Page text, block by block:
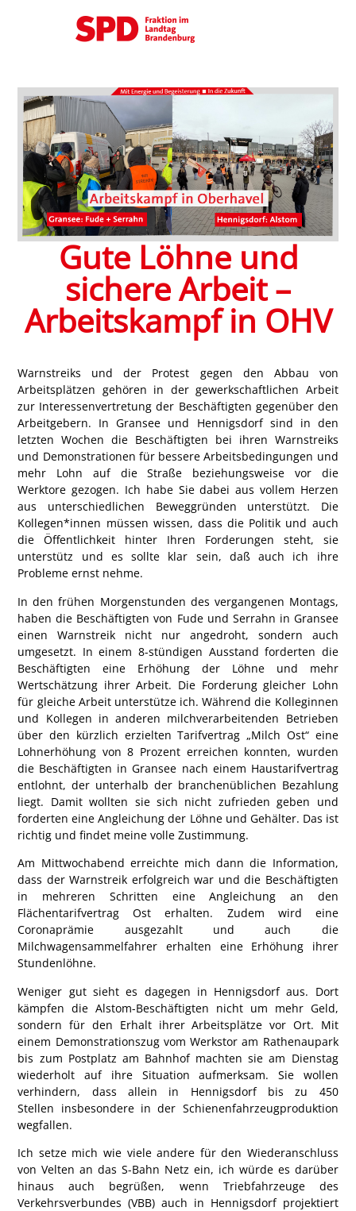
Gute Löhne und
sichere Arbeit –
Arbeitskampf in OHV
Warnstreiks und der Protest gegen den Abbau von
Arbeitsplätzen gehören in der gewerkschaftlichen Arbeit
zur Interessenvertretung der Beschäftigten gegenüber den
Arbeitgebern. InGransee und Hennigsdorfsind in den
letzten Wochen die Beschäftigten bei ihren Warnstreiks
und Demonstrationen für bessere Arbeitsbedingungen und
mehr Lohn auf die Straße beziehungsweise vor die
Werktore gezogen. Ich habe Sie dabei aus vollem Herzen
aus unterschiedlichen Beweggründen unterstützt. Die
Kollegen*innen müssen wissen, dass die Politik und auch
die Öffentlichkeit hinter Ihren Forderungen steht, sie
unterstütz und es sollte klar sein, daß auch ich ihre
Probleme ernst nehme.
In den frühen Morgenstunden des vergangenen Montags,
haben die Beschäftigten von Fude und Serrahn in Gransee
einen Warnstreik nicht nur angedroht, sondern auch
umgesetzt. In einem 8-stündigen Ausstand forderten die
Beschäftigten eine Erhöhung der Löhne und mehr
Wertschätzung ihrer Arbeit. Die Forderung gleicher Lohn
für gleiche Arbeit unterstütze ich. Während die Kolleginnen
und Kollegen in anderen milchverarbeitenden Betrieben
über den kürzlich erzielten Tarifvertrag „Milch Ost“ eine
Lohnerhöhung von 8 Prozent erreichen konnten, wurden
die Beschäftigten in Gransee nach einem Haustarifvertrag
entlohnt, der unterhalb der branchenüblichen Bezahlung
liegt. Damit wollten sie sich nicht zufrieden geben und
forderten eine Angleichung der Löhne und Gehälter. Das ist
richtig und findet meine volle Zustimmung.
Am Mittwochabend erreichte mich dann die Information,
dass der Warnstreik erfolgreich war und die Beschäftigten
in mehreren Schritten eine Angleichung an den
Flächentarifvertrag Ost erhalten. Zudem wird eine
Coronaprämie ausgezahlt und auch die
Milchwagensammelfahrer erhalten eine Erhöhung ihrer
Stundenlöhne.
Weniger gut sieht es dagegen in Hennigsdorf aus. Dort
kämpfen dieAlstom-Beschäftigten nicht um mehr Geld,
sondern für den Erhalt ihrer Arbeitsplätze vor Ort. Mit
einem Demonstrationszug vom Werkstor am Rathenaupark
bis zum Postplatz am Bahnhof machten sie am Dienstag
wiederholt auf ihre Situation aufmerksam. Sie wollen
verhindern, dass allein in Hennigsdorf bis zu 450
Stellen insbesondere in der Schienenfahrzeugproduktion
wegfallen.
Ich setze mich wie viele andere für den Wiederanschluss
von Velten an dasS-Bahn Netz ein, ich würde es darüber
hinaus auch begrüßen, wenn Triebfahrzeuge des
Verkehrsverbundes (VBB) auch in Hennigsdorf projektiert